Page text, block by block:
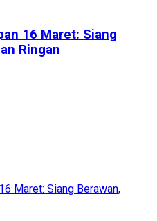
16 Maret: Siang
Ringan